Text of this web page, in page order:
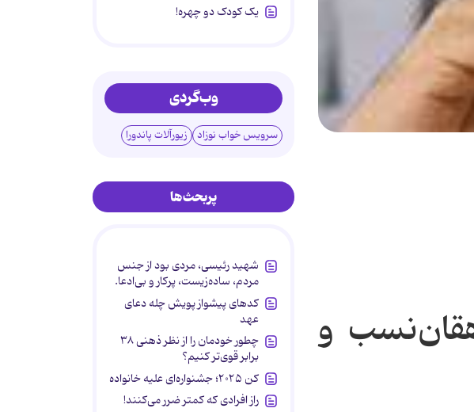
و
یک کودک دو چهره!
وب‌گردی
سرویس خواب نوزاد زیورآلات پاندورا
پربحث‌ها
شهید رئیسی، مردی بود از جنس
مردم، ساده‌زیست، پرکار و بی‌ادعا.
کدهای پیشواز پویش چله دعای
عهد
چطور خودمان را از نظر ذهنی ۳۸
برابر قوی‌تر کنیم؟
کن ۲۰۲۵؛ جشنواره‌ای علیه خانواده
راز افرادی که کمتر ضرر می‌کنند!